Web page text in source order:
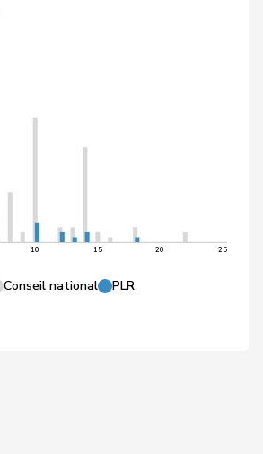
10 15 20 25
Conseil national PLR